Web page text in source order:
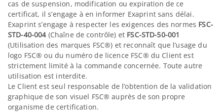
cas de suspension, modification ou expiration de ce
certificat, il s’engage à en informer Exaprint sans délai.
Exaprint s’engage à respecter les exigences des normes FSC-
STD-40-004(Chaîne de contrôle) et FSC-STD-50-001
(Utilisation des marques FSC®) et reconnaît que l’usage du
logo FSC® ou du numéro de licence FSC® du Client est
strictement limité à la commande concernée. Toute autre
utilisation est interdite.
Le Client est seul responsable de l’obtention de la validation
graphique de son visuel FSC® auprès de son propre
organisme de certification.